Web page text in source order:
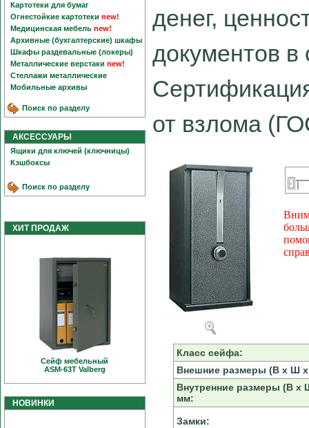
Картотеки для бумаг
Огнестойкие картотеки new!
Медицинская мебель new!
Архивные (бухгалтерские) шкафы
Шкафы раздевальные (локеры)
Металлические верстаки new!
Стеллажи металлические
Мобильные архивы
Поиск по разделу
АКСЕССУАРЫ
Ящики для ключей (ключницы)
Кэшбоксы
Поиск по разделу
ХИТ ПРОДАЖ
Сейф мебельный
ASM-63T Valberg
НОВИНКИ
денег,
документов
от взлома
Класс сейфа:
Внешние размеры (В х Ш
Внутренние размеры (В х
мм:
Замки: